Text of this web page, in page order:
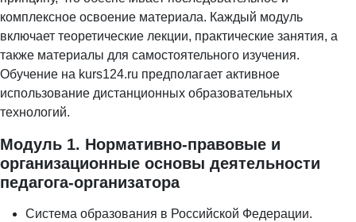
комплексное освоение материала. Каждый модуль
включает теоретические лекции, практические занятия, а
также материалы для самостоятельного изучения.
Обучение на kurs124.ru предполагает активное
использование дистанционных образовательных
технологий.
Модуль 1. Нормативно-правовые и
организационные основы деятельности
педагога-организатора
Система образования в Российской Федерации.